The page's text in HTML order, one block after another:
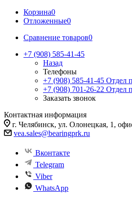
Корзина0
Отложенные0
Сравнение товаров0
+7 (908) 585-41-45
Назад
Телефоны
+7 (908) 585-41-45 Отдел
+7 (908) 701-26-22 Отдел
Заказать звонок
Контактная информация
г. Челябинск, ул. Олонецкая, 1,
vea.sales@bearingprk.ru
Вконтакте
Telegram
Viber
WhatsApp